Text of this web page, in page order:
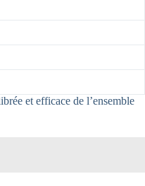
et efficace de l’ensemble